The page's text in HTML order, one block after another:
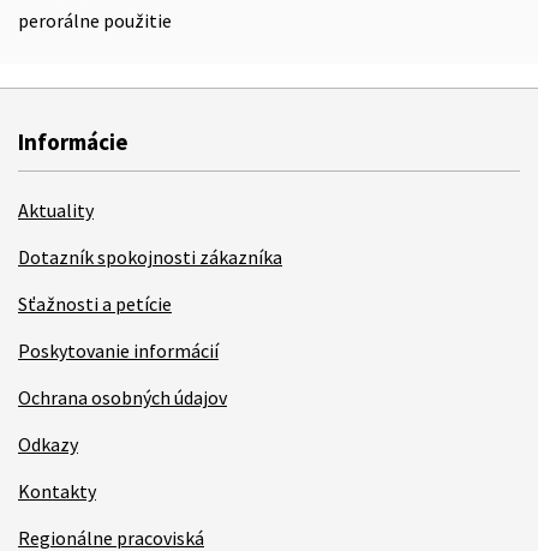
perorálne použitie
Informácie
Aktuality
Dotazník spokojnosti zákazníka
Sťažnosti a petície
Poskytovanie informácií
Ochrana osobných údajov
Odkazy
Kontakty
Regionálne pracoviská